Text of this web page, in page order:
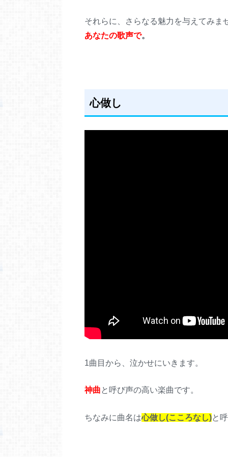
それらに、さらなる魅力を与えてみま
あなたの歌声で。
心做し
1曲目から、泣かせにいきます。
神曲と呼び声の高い楽曲です。
ちなみに曲名は心做し(こころなし)と